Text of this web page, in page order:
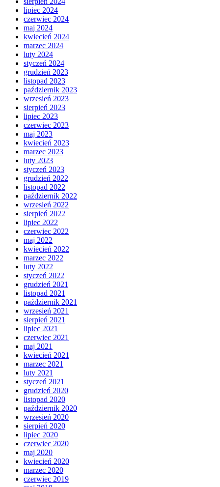
lipiec 2024
czerwiec 2024
maj 2024
kwiecień 2024
marzec 2024
luty 2024
styczeń 2024
grudzień 2023
listopad 2023
październik 2023
wrzesień 2023
sierpień 2023
lipiec 2023
czerwiec 2023
maj 2023
kwiecień 2023
marzec 2023
luty 2023
styczeń 2023
grudzień 2022
listopad 2022
październik 2022
wrzesień 2022
sierpień 2022
lipiec 2022
czerwiec 2022
maj 2022
kwiecień 2022
marzec 2022
luty 2022
styczeń 2022
grudzień 2021
listopad 2021
październik 2021
wrzesień 2021
sierpień 2021
lipiec 2021
czerwiec 2021
maj 2021
kwiecień 2021
marzec 2021
luty 2021
styczeń 2021
grudzień 2020
listopad 2020
październik 2020
wrzesień 2020
sierpień 2020
lipiec 2020
czerwiec 2020
maj 2020
kwiecień 2020
marzec 2020
czerwiec 2019